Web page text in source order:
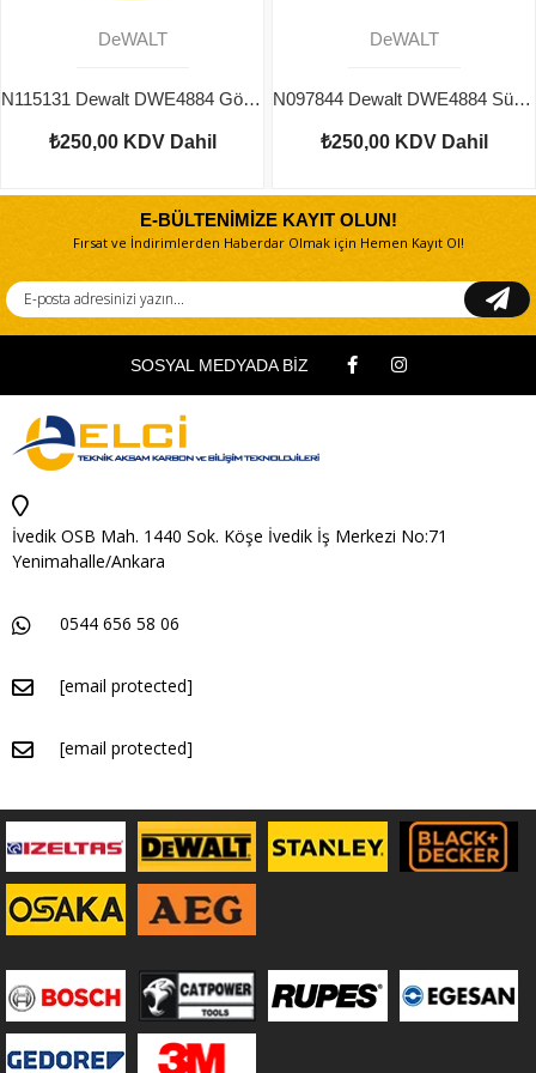
DeWALT
N115131 Dewalt DWE4884 Gövde
₺250,00 KDV Dahil
DeWALT
N097844 Dewalt DWE4884 Sürgü Düğme
₺250,00 KDV Dahil
E-BÜLTENİMİZE KAYIT OLUN!
Fırsat ve İndirimlerden Haberdar Olmak için Hemen Kayıt Ol!
SOSYAL MEDYADA BİZ
İvedik OSB Mah. 1440 Sok. Köşe İvedik İş Merkezi No:71
Yenimahalle/Ankara
0544 656 58 06
[email protected]
[email protected]